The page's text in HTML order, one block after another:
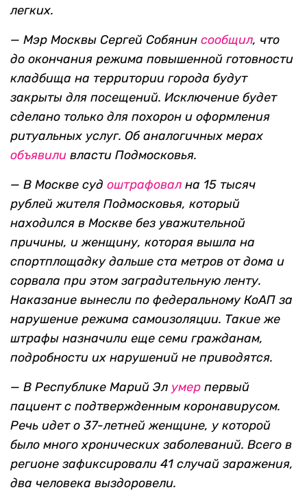
легких.
— Мэр Москвы Сергей Собянин сообщил, что
до окончания режима повышенной готовности
кладбища на территории города будут
закрыты для посещений. Исключение будет
сделано только для похорон и оформления
ритуальных услуг. Об аналогичных мерах
объявили власти Подмосковья.
— В Москве суд оштрафовал на 15 тысяч
рублей жителя Подмосковья, который
находился в Москве без уважительной
причины, и женщину, которая вышла на
спортплощадку дальше ста метров от дома и
сорвала при этом заградительную ленту.
Наказание вынесли по федеральному КоАП за
нарушение режима самоизоляции. Такие же
штрафы назначили еще семи гражданам,
подробности их нарушений не приводятся.
— В Республике Марий Эл умер первый
пациент с подтвержденным коронавирусом.
Речь идет о 37-летней женщине, у которой
было много хронических заболеваний. Всего в
регионе зафиксировали 41 случай заражения,
два человека выздоровели.